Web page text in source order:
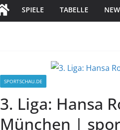
SPIELE TABELLE
SPORTSCHAU.DE
3. Liga: Hansa
München |